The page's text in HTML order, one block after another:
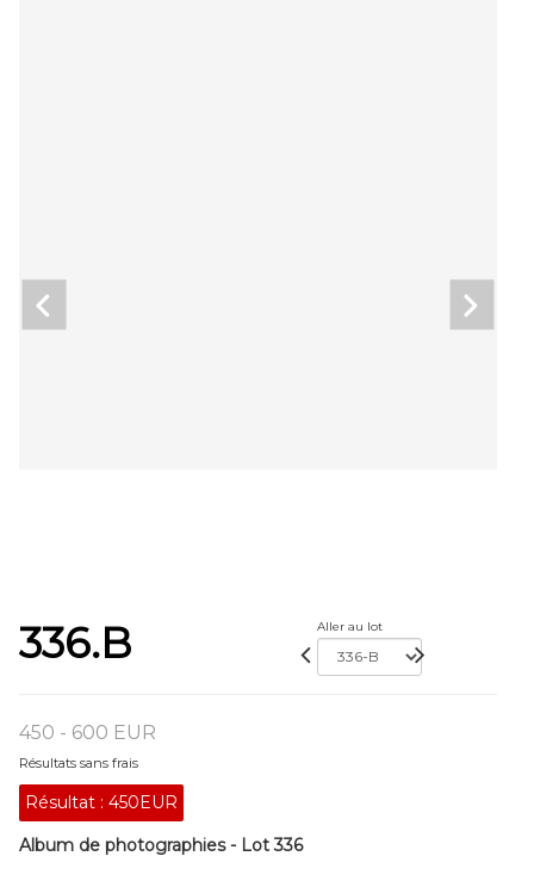
336.B Aller au lot
450 - 600 EUR
Résultats sans frais
Résultat : 450EUR
Album de photographies - Lot 336